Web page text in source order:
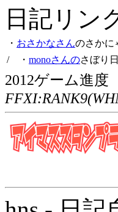
日記リン
・ おさかなさんのさかに
/ ・ monoさんのさぼり
2012ゲーム進度